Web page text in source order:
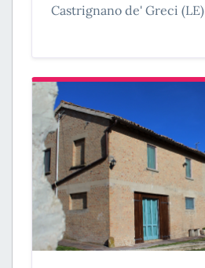
Castrignano de' Greci (LE)